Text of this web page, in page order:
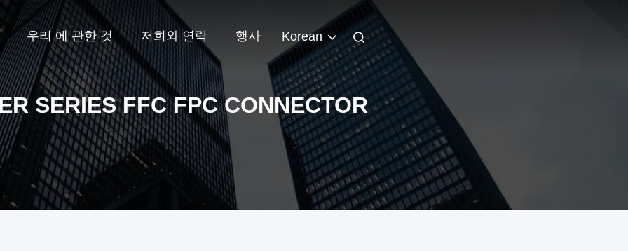
우리 에 관한 것 저희와 연락 행사 Korean
SERIES FFC FPC CONNECTOR